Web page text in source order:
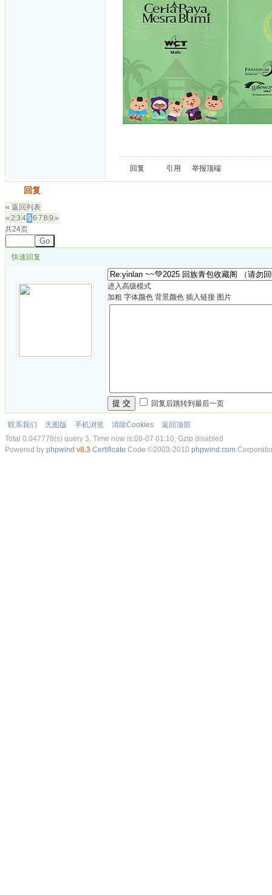
回复 引用 举报顶端
回复
« 返回列表
« 2 3 456 7 8 9 »
共24页
Go
快速回复
进入高级模式
加粗 字体颜色 背景颜色 插入链接 图片
提 交 回复后跳转到最后一页
联系我们 无图版 手机浏览 清除Cookies
返回顶部
Total 0.047778(s) query 3, Time now is:08-07 01:10, Gzip disabled
Powered by phpwind v8.3 Certificate Code ©2003-2010 phpwind.com